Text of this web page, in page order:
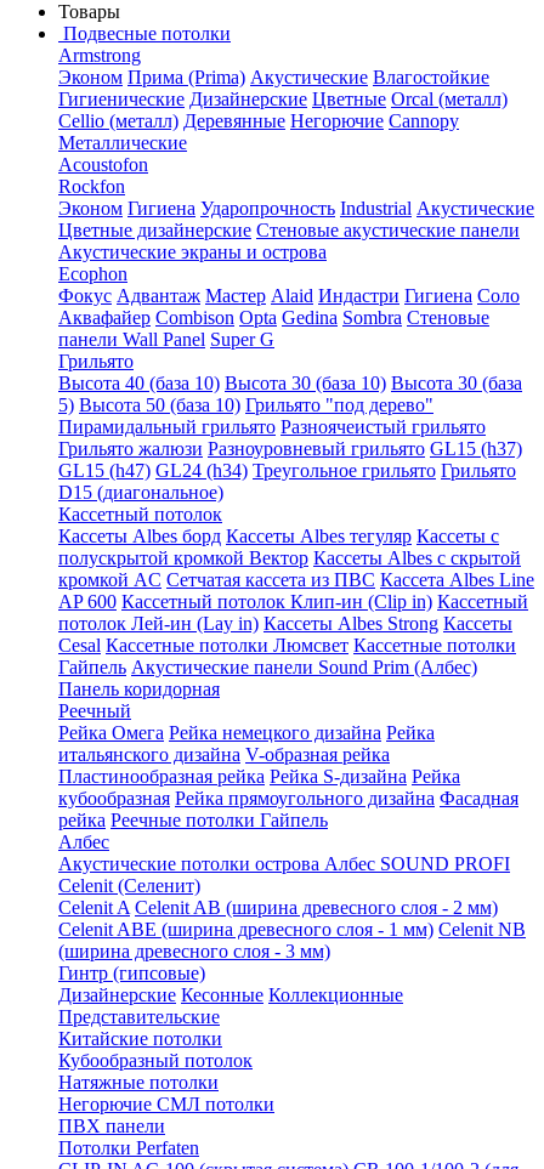
Товары
Подвесные потолки
Armstrong
Эконом Прима (Prima) Акустические Влагостойкие
Гигиенические Дизайнерские Цветные Orcal (металл)
Cellio (металл) Деревянные Негорючие Cannopy
Металлические
Acoustofon
Rockfon
Эконом Гигиена Ударопрочность Industrial Акустические
Цветные дизайнерские Стеновые акустические панели
Акустические экраны и острова
Ecophon
Фокус Адвантаж Мастер Alaid Индастри Гигиена Соло
Аквафайер Combison Opta Gedina Sombra Стеновые
панели Wall Panel Super G
Грильято
Высота 40 (база 10) Высота 30 (база 10) Высота 30 (база
5) Высота 50 (база 10) Грильято "под дерево"
Пирамидальный грильято Разноячеистый грильято
Грильято жалюзи Разноуровневый грильято GL15 (h37)
GL15 (h47) GL24 (h34) Треугольное грильято Грильято
D15 (диагональное)
Кассетный потолок
Кассеты Albes борд Кассеты Albes тегуляр Кассеты с
полускрытой кромкой Вектор Кассеты Albes с скрытой
кромкой AC Сетчатая кассета из ПВС Кассета Albes Line
AP 600 Кассетный потолок Клип-ин (Clip in) Кассетный
потолок Лей-ин (Lay in) Кассеты Albes Strong Кассеты
Cesal Кассетные потолки Люмсвет Кассетные потолки
Гайпель Акустические панели Sound Prim (Албес)
Панель коридорная
Реечный
Рейка Омега Рейка немецкого дизайна Рейка
итальянского дизайна V-образная рейка
Пластинообразная рейка Рейка S-дизайна Рейка
кубообразная Рейка прямоугольного дизайна Фасадная
рейка Реечные потолки Гайпель
Албес
Акустические потолки острова Албес SOUND PROFI
Celenit (Селенит)
Celenit A Celenit AB (ширина древесного слоя - 2 мм)
Celenit ABE (ширина древесного слоя - 1 мм) Celenit NB
(ширина древесного слоя - 3 мм)
Гинтр (гипсовые)
Дизайнерские Кесонные Коллекционные
Представительские
Китайские потолки
Кубообразный потолок
Натяжные потолки
Негорючие СМЛ потолки
ПВХ панели
Потолки Perfaten